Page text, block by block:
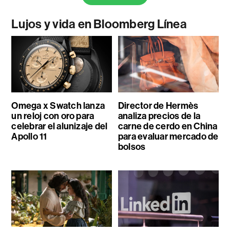
Lujos y vida en Bloomberg Línea
Omega x Swatch lanza
un reloj con oro para
celebrar el alunizaje del
Apollo 11
Director de Hermès
analiza precios de la
carne de cerdo en China
para evaluar mercado de
bolsos